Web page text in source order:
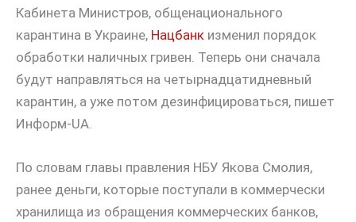
Кабинета Министров, общенационального
карантина в Украине, Нацбанк изменил порядок
обработки наличных гривен. Теперь они сначала
будут направляться на четырнадцатидневный
карантин, а уже потом дезинфицироваться, пишет
Информ-UA.
По словам главы правления НБУ Якова Смолия,
ранее деньги, которые поступали в коммерчески
хранилища из обращения коммерческих банков,